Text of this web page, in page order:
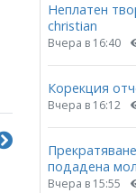
Неплатен
christian
Вчера в 16:40
Корекция
Вчера в 16:12
подадена
Вчера в 15:55